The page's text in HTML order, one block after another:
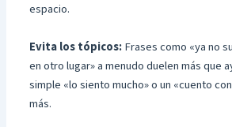
espacio.
Evita los tópicos:Frases como «ya no
en otro lugar» a menudo duelen más que
simple «lo siento mucho» o un «cuento
más.